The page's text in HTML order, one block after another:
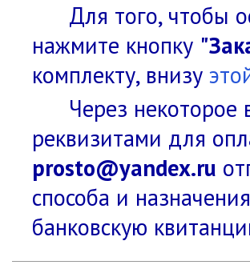
Для того, чтобы
нажмите кнопку
комплекту, внизу
Через
реквизитами для
prosto@yandex.ru
способа и
банковскую